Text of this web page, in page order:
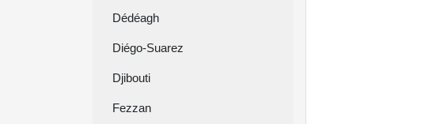
Dédéagh
Diégo-Suarez
Djibouti
Fezzan